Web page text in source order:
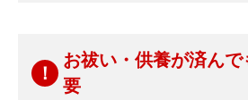
お祓い・供養が済ん
要